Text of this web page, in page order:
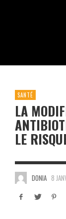
SANTÉ
LA
LE
DONIA 8